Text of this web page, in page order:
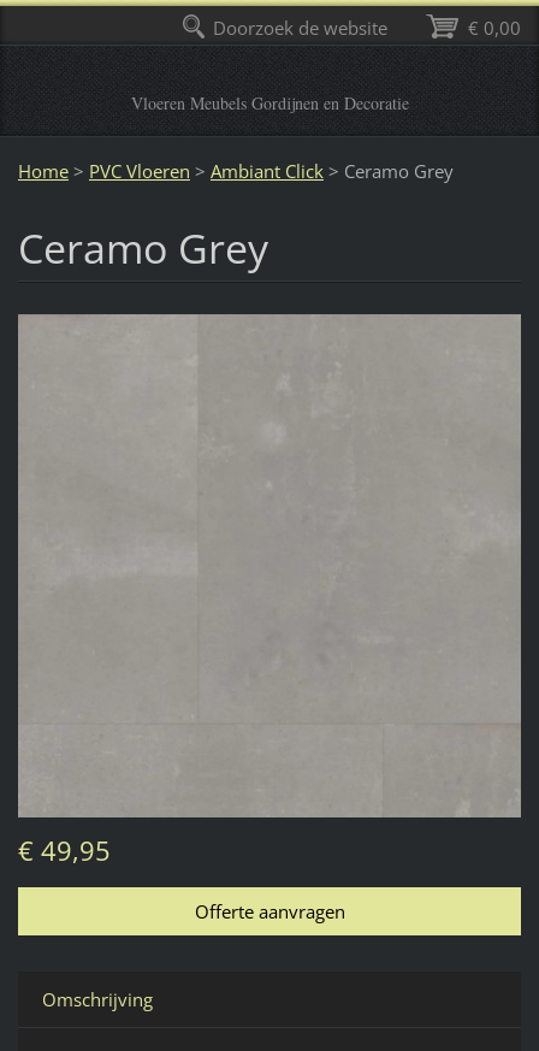
Vloeren Meubels Gordijnen en Decoratie
Home > PVC Vloeren > Ambiant Click > Ceramo Grey
Ceramo Grey
€ 49,95
Omschrijving
€ 0,00
Doorzoek de website